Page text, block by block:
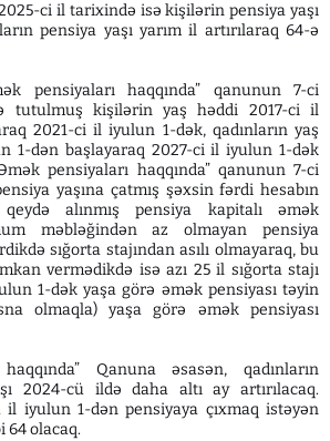
ci il tarixində isə kişilərin pensiya yaşı
pensiya yaşı yarım il artırılaraq 64-ə
pensiyaları haqqında” qanunun 7-ci
tutulmuş kişilərin yaş həddi 2017-ci il
2021-ci il iyulun 1-dək, qadınların yaş
1-dən başlayaraq 2027-ci il iyulun 1-dək
pensiyaları haqqında” qanunun 7-ci
yaşına çatmış şəxsin fərdi hesabın
alınmış pensiya kapitalı əmək
məbləğindən az olmayan pensiya
sığorta stajından asılı olmayaraq, bu
vermədikdə isə azı 25 il sığorta stajı
1-dək yaşa görə əmək pensiyası təyin
olmaqla) yaşa görə əmək pensiyası
Qanuna əsasən, qadınların
2024-cü ildə daha altı ay artırılacaq.
iyulun 1-dən pensiyaya çıxmaq istəyən
64 olacaq.